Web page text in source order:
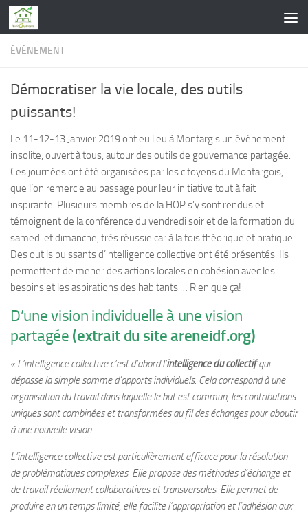
Skip to content
ÉVÉNEMENT
Démocratiser la vie locale, des outils
puissants!
Le 11-12-13 Janvier 2019 ont eu lieu à Montargis un événement
insolite, ouvert à tous, autour des outils de gouvernance partagée.
Ces journées ont été organisées par les citoyens du Montargois,
que l’on remercie au passage pour leur initiative tout à fait
inspirante. Plusieurs membres de la HOP s’y sont rendus et
témoignent de la conférence du vendredi soir et de la formation du
samedi et dimanche, très réussie car à la fois théorique et pratique.
Des outils puissants d’intelligence collective ont été présentés. Ils
permettent de mener des actions locales en cohésion avec les
besoins et les aspirations des habitants … Rien que ça!
D’une vision individuelle à une vision
partagée (extrait du site areneidf.org)
« L’intelligence collective c’est d’abord l’intelligence du collectifqui
dépasse la simple somme d’apports individuels. Cela correspond à une
organisation du travail dans laquelle le but est commun, les contributions
uniques sont combinées et transformées au fil des échanges pour aboutir
à une nouvelle vision.
L’intelligence collective est particulièrement efficace pour la résolution
de problématiques complexes. Elle propose des méthodes d’échange et
de travail réellement collaboratives et transversales. Elle permet de
produire en un temps limité, elle facilite l’appropriation et l’adhésion aux